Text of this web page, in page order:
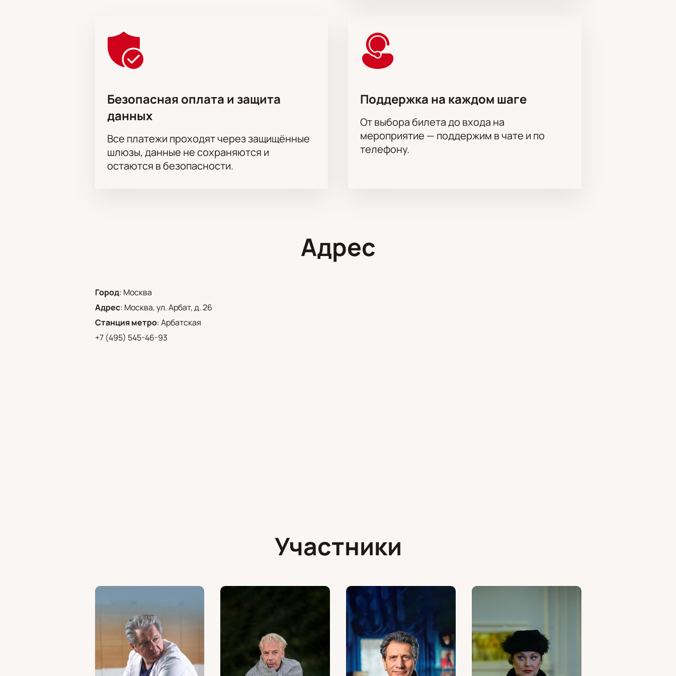
Безопасная оплата и защита
данных
Все платежи проходят через защищённые
шлюзы, данные не сохраняются и
остаются в безопасности.
Поддержка на каждом шаге
От выбора билета до входа на
мероприятие — поддержим в чате и по
телефону.
Адрес
Город: Москва
Адрес: Москва, ул. Арбат, д. 26
Станция метро:Арбатская
+7 (495) 545-46-93
Участники